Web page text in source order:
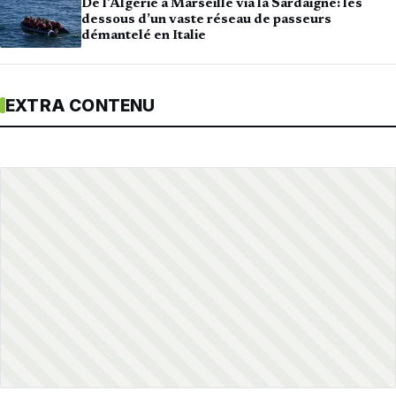
De l’Algérie à Marseille via la Sardaigne: les
dessous d’un vaste réseau de passeurs
démantelé en Italie
EXTRA CONTENU